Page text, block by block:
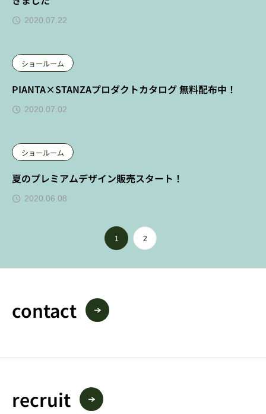
2020.07.22
ショールーム
PIANTA×STANZAプロダクトカタログ 無料配布中！
2020.07.02
ショールーム
夏のプレミアムデザイン販売スタート！
2020.06.08
1 2
contact
recruit